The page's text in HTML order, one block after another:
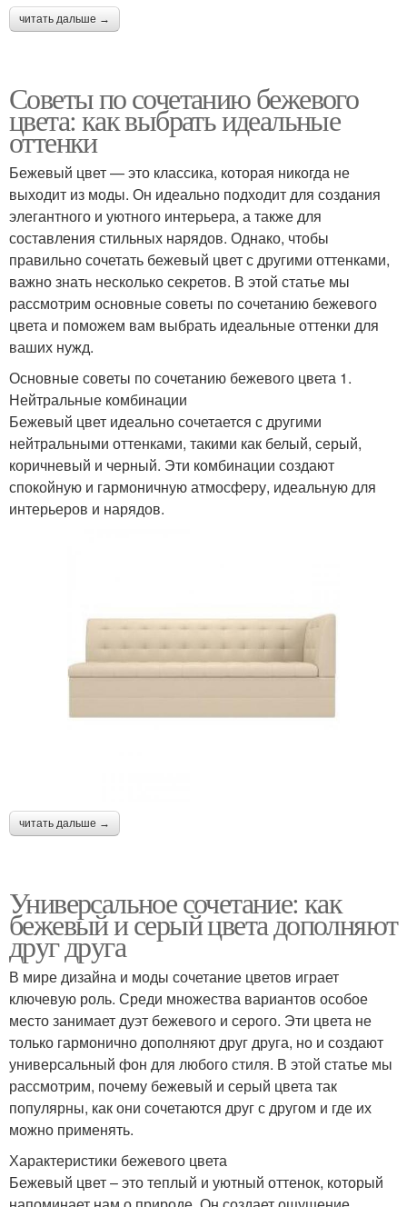
читать дальше →
Советы по сочетанию бежевого
цвета: как выбрать идеальные
оттенки
Бежевый цвет — это классика, которая никогда не
выходит из моды. Он идеально подходит для создания
элегантного и уютного интерьера, а также для
составления стильных нарядов. Однако, чтобы
правильно сочетать бежевый цвет с другими оттенками,
важно знать несколько секретов. В этой статье мы
рассмотрим основные советы по сочетанию бежевого
цвета и поможем вам выбрать идеальные оттенки для
ваших нужд.
Основные советы по сочетанию бежевого цвета 1.
Нейтральные комбинации
Бежевый цвет идеально сочетается с другими
нейтральными оттенками, такими как белый, серый,
коричневый и черный. Эти комбинации создают
спокойную и гармоничную атмосферу, идеальную для
интерьеров и нарядов.
читать дальше →
Универсальное сочетание: как
бежевый и серый цвета дополняют
друг друга
В мире дизайна и моды сочетание цветов играет
ключевую роль. Среди множества вариантов особое
место занимает дуэт бежевого и серого. Эти цвета не
только гармонично дополняют друг друга, но и создают
универсальный фон для любого стиля. В этой статье мы
рассмотрим, почему бежевый и серый цвета так
популярны, как они сочетаются друг с другом и где их
можно применять.
Характеристики бежевого цвета
Бежевый цвет – это теплый и уютный оттенок, который